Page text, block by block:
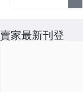
賣家最新刊登